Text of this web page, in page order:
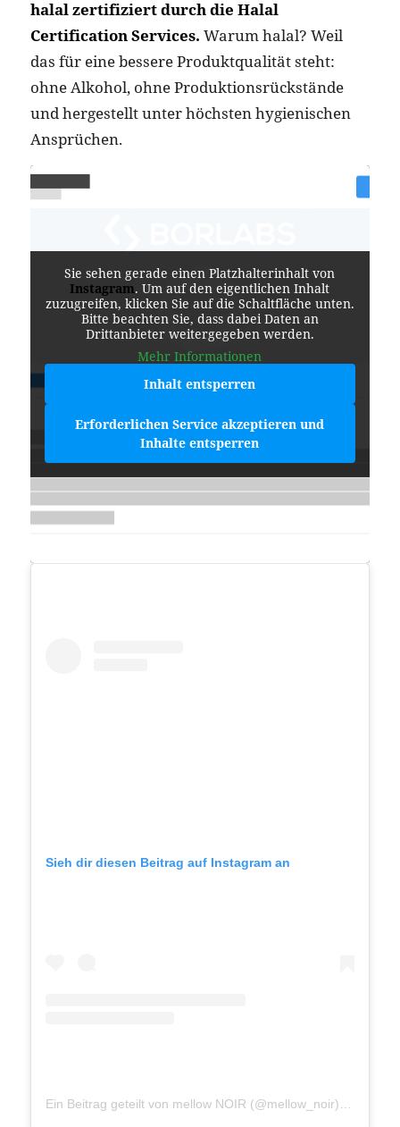
halal zertifiziert durch die Halal
Certification Services. Warum halal? Weil
das für eine bessere Produktqualität steht:
ohne Alkohol, ohne Produktionsrückstände
und hergestellt unter höchsten hygienischen
Ansprüchen.
Sie sehen gerade einen Platzhalterinhalt von
Instagram. Um auf den eigentlichen Inhalt
zuzugreifen, klicken Sie auf die Schaltfläche unten.
Bitte beachten Sie, dass dabei Daten an
Drittanbieter weitergegeben werden.
Mehr Informationen
Inhalt entsperren
Erforderlichen Service akzeptieren und
Inhalte entsperren
Sieh dir diesen Beitrag auf Instagram an